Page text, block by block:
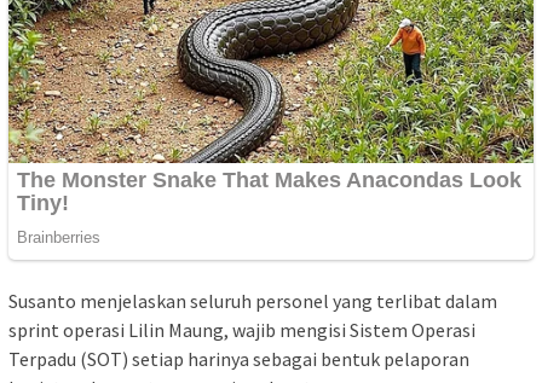
Susanto menjelaskan seluruh personel yang terlibat dalam
sprint operasi Lilin Maung, wajib mengisi Sistem Operasi
Terpadu (SOT) setiap harinya sebagai bentuk pelaporan